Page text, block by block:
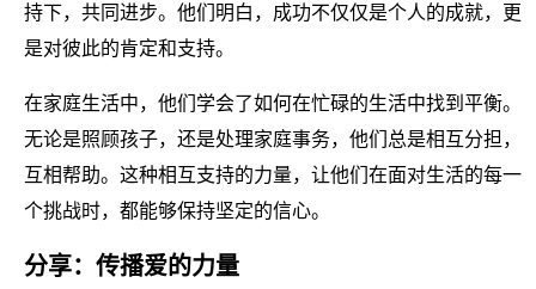
持下，共同进步。他们明白，成功不仅仅是个人的成就，更
是对彼此的肯定和支持。
在家庭生活中，他们学会了如何在忙碌的生活中找到平衡。
无论是照顾孩子，还是处理家庭事务，他们总是相互分担，
互相帮助。这种相互支持的力量，让他们在面对生活的每一
个挑战时，都能够保持坚定的信心。
分享：传播爱的力量